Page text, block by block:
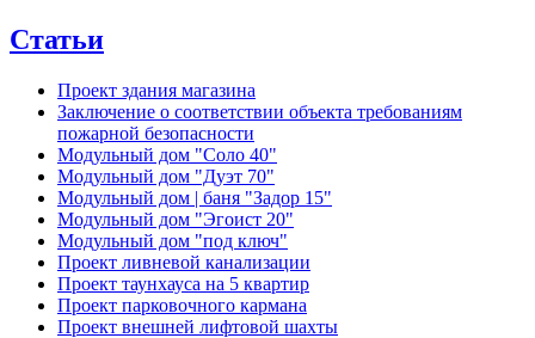
Статьи
Проект здания магазина
Заключение о соответствии объекта требованиям
пожарной безопасности
Модульный дом "Соло 40"
Модульный дом "Дуэт 70"
Модульный дом | баня "Задор 15"
Модульный дом "Эгоист 20"
Модульный дом "под ключ"
Проект ливневой канализации
Проект таунхауса на 5 квартир
Проект парковочного кармана
Проект внешней лифтовой шахты